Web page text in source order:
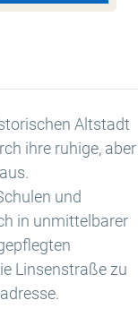
Altstadt
ihre ruhige, aber
und
in unmittelbarer
Linsenstraße zu